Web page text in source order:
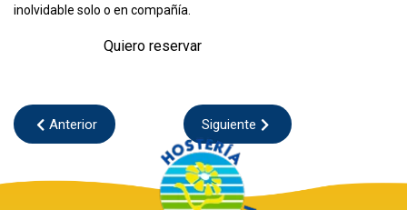
inolvidable solo o en compañía.
Quiero reservar
Anterior Siguiente